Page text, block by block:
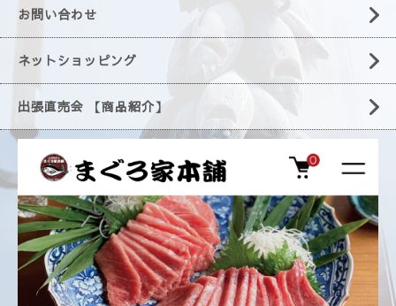
お問い合わせ
ネットショッピング
出張直売会 【商品紹介】